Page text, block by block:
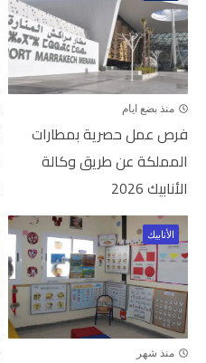
منذ بضع ايام
فرص عمل حصرية بمطارات
المملكة عن طريق وكالة
الأنابيك 2026
الأنابيك
منذ شهر